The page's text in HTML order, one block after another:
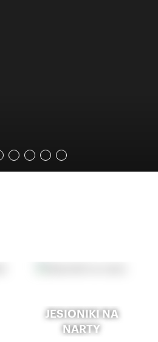
JESIONIKI NA
NARTY